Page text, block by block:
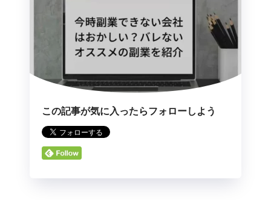
この記事が気に入ったらフォローしよう